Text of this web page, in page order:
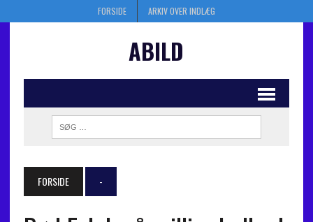
FORSIDE ARKIV OVER INDLÆG
ABILD
FORSIDE -